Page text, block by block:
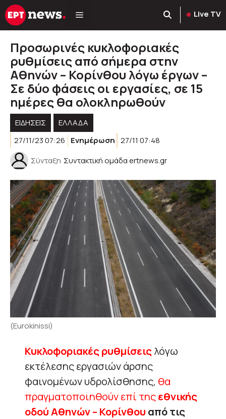
Μετάβαση
σε
Live TV
Προσωρινές κυκλοφοριακές
ρυθμίσεις από σήμερα στην
Αθηνών – Κορίνθου λόγω έργων –
Σε δύο φάσεις οι εργασίες, σε 15
ημέρες θα ολοκληρωθούν
ΕΙΔΗΣΕΙΣ
ΕΛΛΑΔΑ
27/11/23 07:26
Ενημέρωση 27/11 07:48
Σύνταξη Συντακτική ομάδα ertnews.gr
(Eurokinissi)
Κυκλοφοριακές ρυθμίσειςλόγω
εκτέλεσης εργασιών άρσης
φαινομένων υδρολίσθησης, θα
πραγματοποιηθούν επί τηςεθνικής
οδού Αθηνών – Κορίνθου από τις